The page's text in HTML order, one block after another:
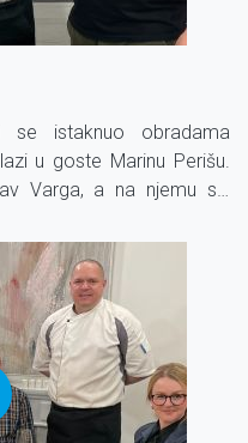
se istaknuo obradama
u goste Marinu Perišu.
Varga, a na njemu su: